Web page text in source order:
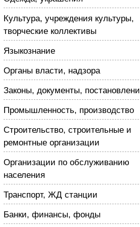
Культура, учреждения культуры,
творческие коллективы
Языкознание
Органы власти, надзора
Законы, документы,
Промышленность, производство
Строительство, строительные и
ремонтные организации
Организации по обслуживанию
населения
Транспорт, ЖД станции
Банки, финансы, фонды